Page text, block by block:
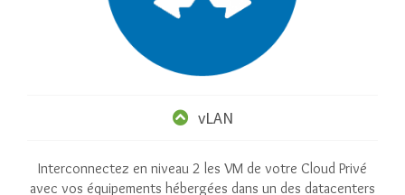
vLAN
Interconnectez en niveau 2 les VM de votre Cloud Privé
avec vos équipements hébergées dans un des datacenters